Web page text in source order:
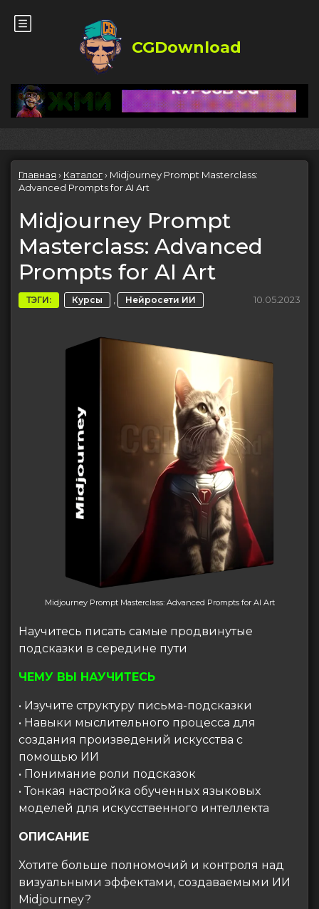
CGDownload
Главная › Каталог› Midjourney Prompt Masterclass:
Advanced Prompts for AI Art
Midjourney Prompt
Masterclass: Advanced
Prompts for AI Art
ТЭГИ: Курсы , Нейросети ИИ 10.05.2023
Midjourney Prompt Masterclass: Advanced Prompts for AI Art
Научитесь писать самые продвинутые
подсказки в середине пути
ЧЕМУ ВЫ НАУЧИТЕСЬ
• Изучите структуру письма-подсказки
• Навыки мыслительного процесса для
создания произведений искусства с
помощью ИИ
• Понимание роли подсказок
• Тонкая настройка обученных языковых
моделей для искусственного интеллекта
ОПИСАНИЕ
Хотите больше полномочий и контроля над
визуальными эффектами, создаваемыми ИИ
Midjourney?